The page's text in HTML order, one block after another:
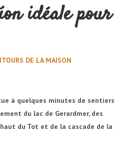
idéale pour
DE LA MAISON
à quelques minutes de sentiers
du lac de Gerardmer, des
du Tot et de la cascade de la